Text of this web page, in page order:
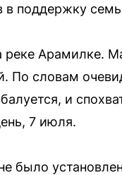
в поддержку
реке Арамилке.
По словам
и
7 июля.
было